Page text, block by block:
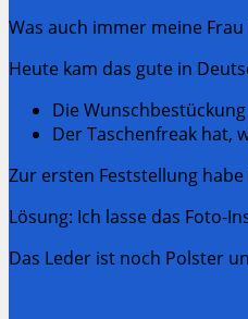
Was auch immer meine
Heute kam das gute in
Die
Der Taschenfreak hat,
Zur ersten Feststellung
Lösung: Ich lasse das Foto-
Das Leder ist noch Polster